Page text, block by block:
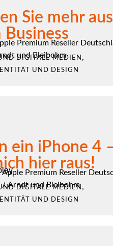
Sie mehr aus
Business
Premium Reseller
und Bleibohm
DIGITALE MEDIEN ,
UND DESIGN
ein iPhone 4
hier raus!
Apple Premium Reseller
/Arndt und Bleibohm
DIGITALE MEDIEN ,
UND DESIGN